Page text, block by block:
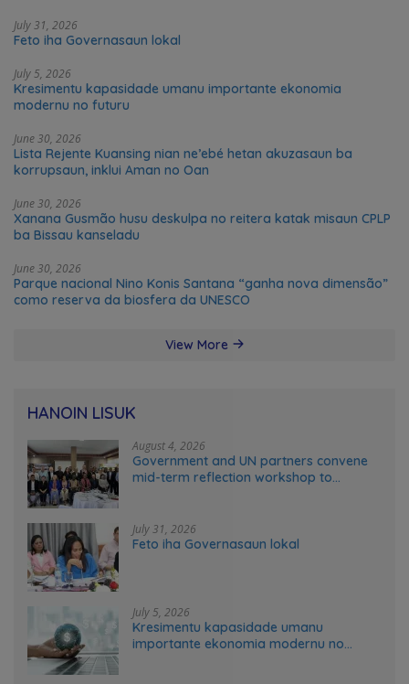
July 31, 2026
Feto iha Governasaun lokal
July 5, 2026
Kresimentu kapasidade umanu importante ekonomia
modernu no futuru
June 30, 2026
Lista Rejente Kuansing nian ne’ebé hetan akuzasaun ba
korrupsaun, inklui Aman no Oan
June 30, 2026
Xanana Gusmão husu deskulpa no reitera katak misaun CPLP
ba Bissau kanseladu
June 30, 2026
Parque nacional Nino Konis Santana “ganha nova dimensão”
como reserva da biosfera da UNESCO
View More
HANOIN LISUK
August 4, 2026
Government and UN partners convene
mid-term reflection workshop to
July 31, 2026
Feto iha Governasaun lokal
July 5, 2026
Kresimentu kapasidade umanu
importante ekonomia modernu no